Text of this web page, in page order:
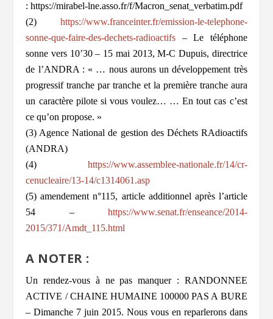
: https://mirabel-lne.asso.fr/f/Macron_senat_verbatim.pdf
(2) https://www.franceinter.fr/emission-le-telephone-
sonne-que-faire-des-dechets-radioactifs – Le téléphone
sonne vers 10’30 – 15 mai 2013, M-C Dupuis, directrice
de l’ANDRA : « … nous aurons un développement très
progressif tranche par tranche et la première tranche aura
un caractère pilote si vous voulez… … En tout cas c’est
ce qu’on propose. »
(3) Agence National de gestion des Déchets RAdioactifs
(ANDRA)
(4) https://www.assemblee-nationale.fr/14/cr-
cenucleaire/13-14/c1314061.asp
(5) amendement n°115, article additionnel après l’article
54 – https://www.senat.fr/enseance/2014-
2015/371/Amdt_115.html
A NOTER :
Un rendez-vous à ne pas manquer : RANDONNEE
ACTIVE / CHAINE HUMAINE 100000 PAS A BURE
– Dimanche 7 juin 2015. Nous vous en reparlerons dans